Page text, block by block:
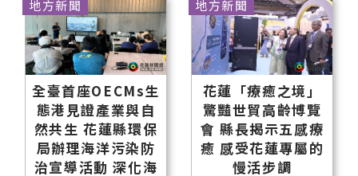
全臺首座OECMs生
態港見證產業與自
然共生 花蓮縣環保
局辦理海洋污染防
治宣導活動 深化海
地方新聞
花蓮「療癒之境」
驚豔世貿高齡博覽
會 縣長揭示五感療
癒 感受花蓮專屬的
慢活步調
地方新聞